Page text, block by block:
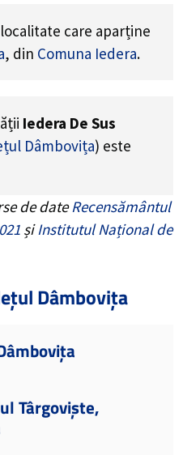
care aparține
, din Comuna Iedera.
Iedera De Sus
Dâmbovița) este
de dateRecensământul
șiInstitutul Național de
Dâmbovița
Târgoviște,